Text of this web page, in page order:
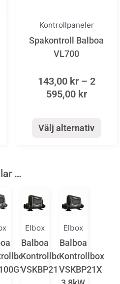
Kontrollpaneler
Spakontroll Balboa
VL700
143,00 kr – 2
595,00 kr
Välj alternativ
olika
alternativen
kan
på
…
Elbox
Balboa
Kontrollbox
VSKBP21
Elbox
Balboa
Kontrollbox
VSKBP21X